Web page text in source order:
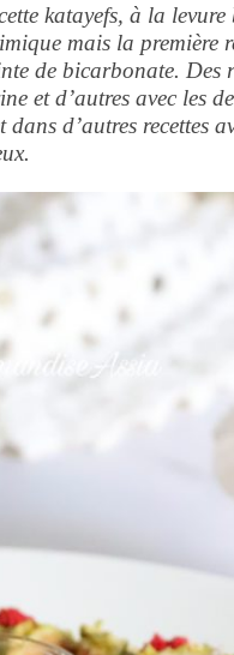
katayefs, à la
mais la première
de bicarbonate. Des
et d’autres avec les
dans d’autres recettes